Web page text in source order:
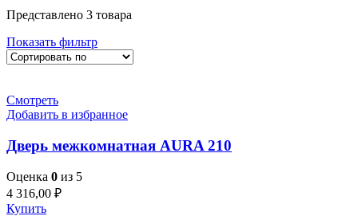
Представлено 3 товара
Показать фильтр
Смотреть
Добавить в избранное
Дверь межкомнатная AURA 210
Оценка 0 из 5
4 316,00 ₽
Купить